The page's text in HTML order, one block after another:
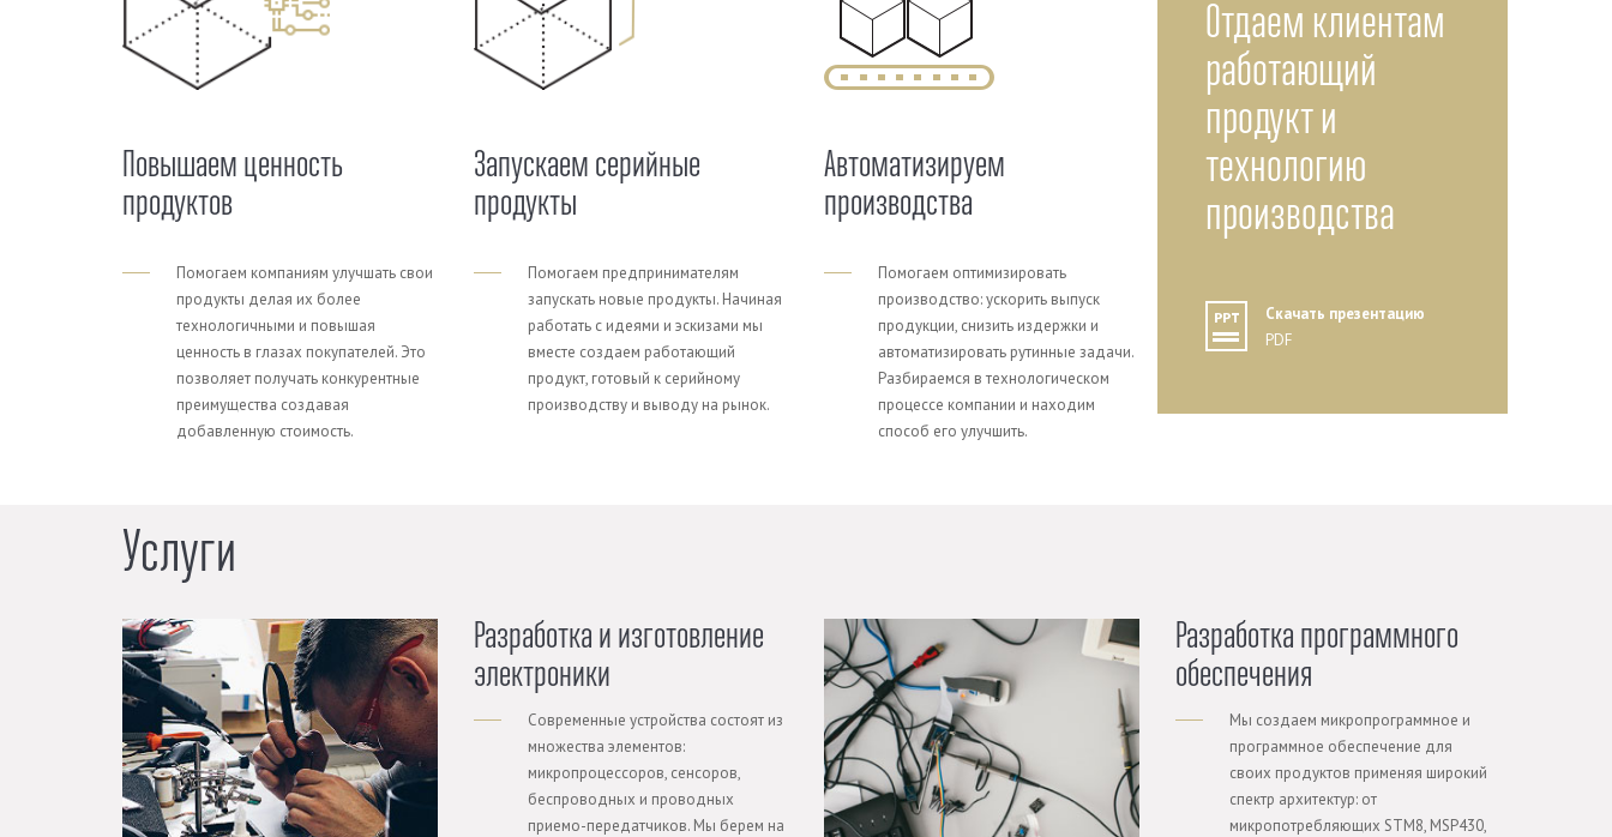
Повышаем ценность
продуктов
Помогаем компаниям улучшать свои
продукты делая их более
технологичными и повышая
ценность в глазах покупателей. Это
позволяет получать конкурентные
преимущества создавая
добавленную стоимость.
Запускаем серийные
продукты
Помогаем предпринимателям
запускать новые продукты. Начиная
работать с идеями и эскизами мы
вместе создаем работающий
продукт, готовый к серийному
производству и выводу на рынок.
Автоматизируем
производства
Помогаем оптимизировать
производство: ускорить выпуск
продукции, снизить издержки и
автоматизировать рутинные задачи.
Разбираемся в технологическом
процессе компании и находим
способ его улучшить.
Отдаем клиентам
работающий
продукт и
технологию
производства
Скачать презентацию
PDF
Услуги
Разработка и изготовление
электроники
Современные устройства состоят из
множества элементов:
микропроцессоров, сенсоров,
беспроводных и проводных
приемо-передатчиков. Мы берем на
Разработка программного
обеспечения
Мы создаем микропрограммное и
программное обеспечение для
своих продуктов применяя широкий
спектр архитектур: от
микропотребляющих STM8, MSP430,